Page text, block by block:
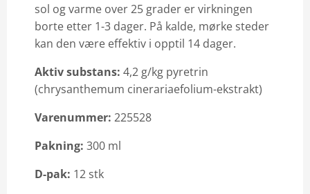
sol og varme over 25 grader er virkningen
borte etter 1-3 dager. På kalde, mørke steder
kan den være effektiv i opptil 14 dager.
Aktiv substans: 4,2 g/kg pyretrin
(chrysanthemum cinerariaefolium-ekstrakt)
Varenummer: 225528
Pakning: 300 ml​
D-pak: 12 stk